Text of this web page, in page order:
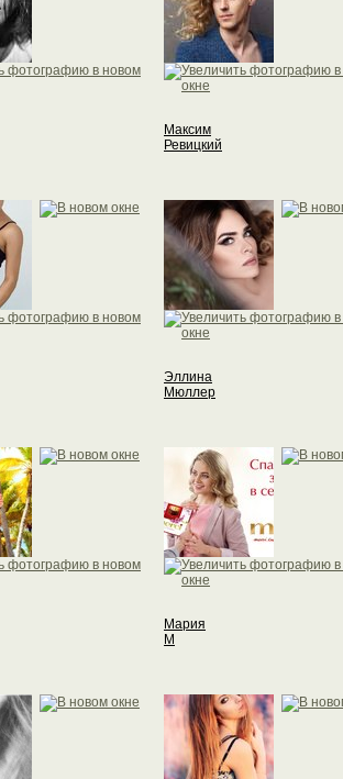
Максим
Ревицкий
Эллина
Мюллер
Мария
М